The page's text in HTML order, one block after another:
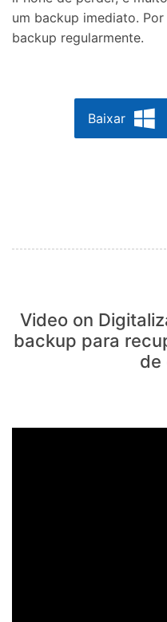
um backup imediato.
backup regularmente.
Baixar
Video on
backup para
de